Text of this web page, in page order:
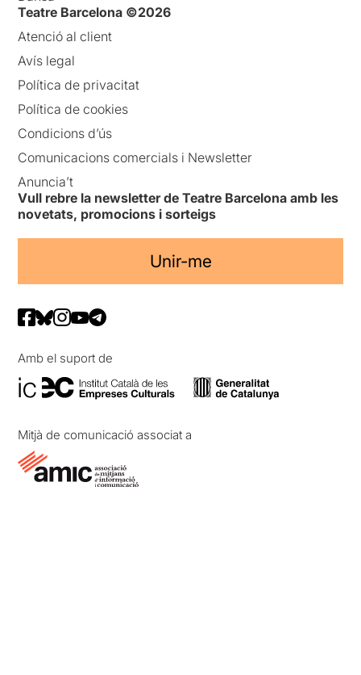
Teatre Barcelona ©2026
Atenció al client
Avís legal
Política de privacitat
Política de cookies
Condicions d’ús
Comunicacions comercials i Newsletter
Anuncia’t
Vull rebre la newsletter de Teatre Barcelona amb les
novetats, promocions i sorteigs
Unir-me
Amb el suport de
Mitjà de comunicació associat a